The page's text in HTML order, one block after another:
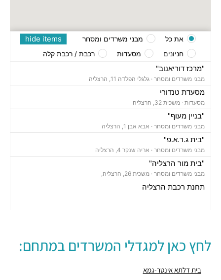
"מרכז דוריאנוב"
מבני משרדים ומסחר · גלגלי הפלדה 11, הרצליה
מסעדת טנדורי
מסעדות · משכית 32, הרצליה
"בניין מעוף"
מבני משרדים ומסחר · אבא אבן 1, הרצליה
"בית ג.ר.א.פ"
מבני משרדים ומסחר · אריה שנקר 4, הרצליה
"בית מור הרצליה"
מבני משרדים ומסחר · משכית 26, הרצליה,
תחנת רכבת הרצליה
חניונים ·5R65+MG הרצליה
חניונים ·גלגלי הפלדה 11, הרצליה
hide items את כל
מבני משרדים ומסחר
חניונים
מסעדות רכבת / רכבת קלה
לחץ כאן למגדלי המשרדים במתחם:
בית דלתא אינטר-גמא